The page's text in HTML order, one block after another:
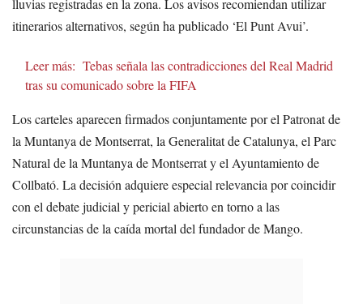
lluvias registradas en la zona. Los avisos recomiendan utilizar
itinerarios alternativos, según ha publicado ‘El Punt Avui’.
Leer más: Tebas señala las contradicciones del Real Madrid
tras su comunicado sobre la FIFA
Los carteles aparecen firmados conjuntamente por el Patronat de
la Muntanya de Montserrat, la Generalitat de Catalunya, el Parc
Natural de la Muntanya de Montserrat y el Ayuntamiento de
Collbató. La decisión adquiere especial relevancia por coincidir
con el debate judicial y pericial abierto en torno a las
circunstancias de la caída mortal del fundador de Mango.